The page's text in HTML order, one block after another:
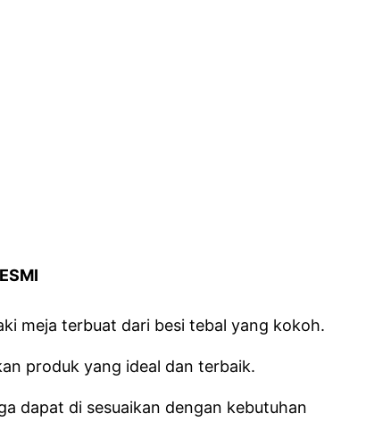
meja terbuat dari besi tebal yang kokoh.
produk yang ideal dan terbaik.
dapat di sesuaikan dengan kebutuhan